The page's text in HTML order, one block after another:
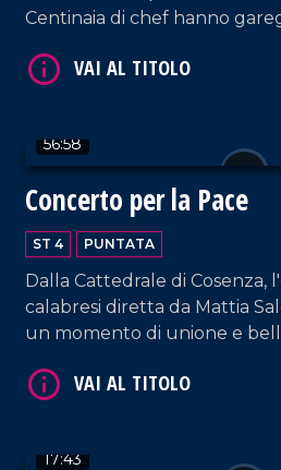
Centinaia di chef hanno
unico, ricco di emozioni e
56:58
Concerto per la Pace
ST 4 PUNTATA
Dalla Cattedrale di Cosenza,
calabresi diretta da Mattia
un momento di unione e
17:43
VAI AL TITOLO